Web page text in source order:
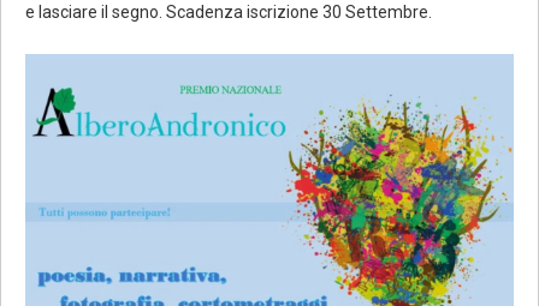
e lasciare il segno. Scadenza iscrizione 30 Settembre.